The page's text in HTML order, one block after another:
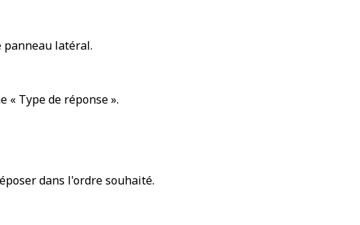
panneau latéral.
« Type de réponse ».
dans l'ordre souhaité.